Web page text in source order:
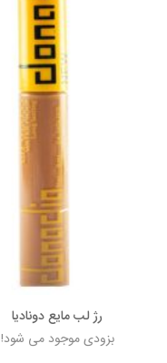
رژ لب مایع دونادیا
بزودی موجود می شود!